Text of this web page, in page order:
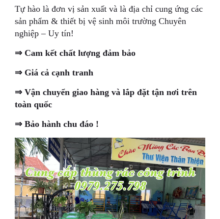
Tự hào là đơn vị sản xuất và là địa chỉ cung ứng các
sản phẩm & thiết bị vệ sinh môi trường Chuyên
nghiệp – Uy tín!
⇒ Cam kết chất lượng đảm bảo
⇒ Giá cả cạnh tranh
⇒ Vận chuyển giao hàng và lắp đặt tận nơi trên
toàn quốc
⇒ Bảo hành chu đáo !